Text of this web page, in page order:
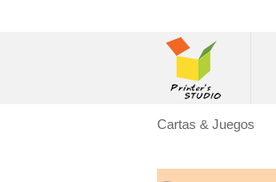
Cartas & Juegos